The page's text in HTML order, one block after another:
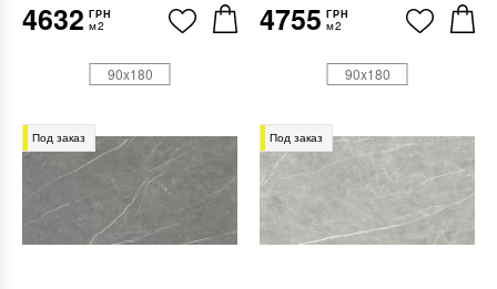
4632 ГРН
м2 4755 ГРН
м2
Под заказ
90x180
Под заказ
90x180